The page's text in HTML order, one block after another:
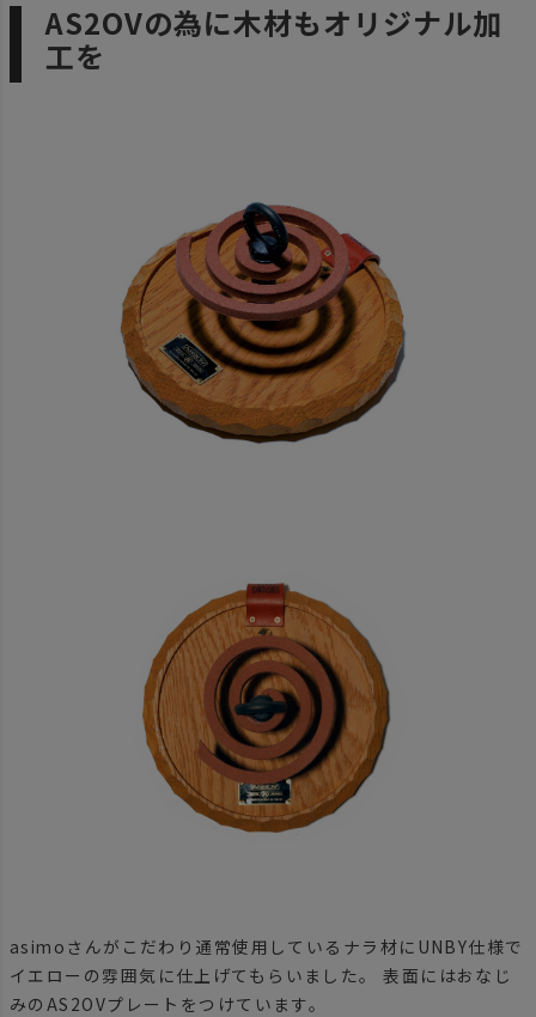
AS2OVの為に木材もオリジナル加
工を
asimoさんがこだわり通常使用しているナラ材にUNBY仕様で
イエローの雰囲気に仕上げてもらいました。 表面にはおなじ
みのAS2OVプレートをつけています。